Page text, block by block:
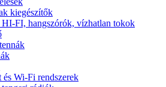
kiegészítők
FI, hangszórók, vízhatlan tokok
Wi-Fi rendszerek